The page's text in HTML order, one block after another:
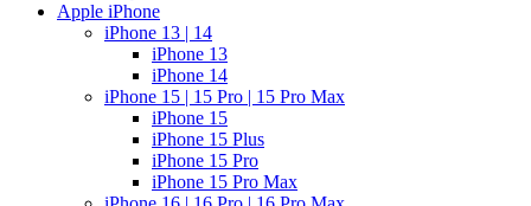
Apple iPhone
iPhone 13 | 14
iPhone 13
iPhone 14
iPhone 15 | 15 Pro | 15 Pro Max
iPhone 15
iPhone 15 Plus
iPhone 15 Pro
iPhone 15 Pro Max